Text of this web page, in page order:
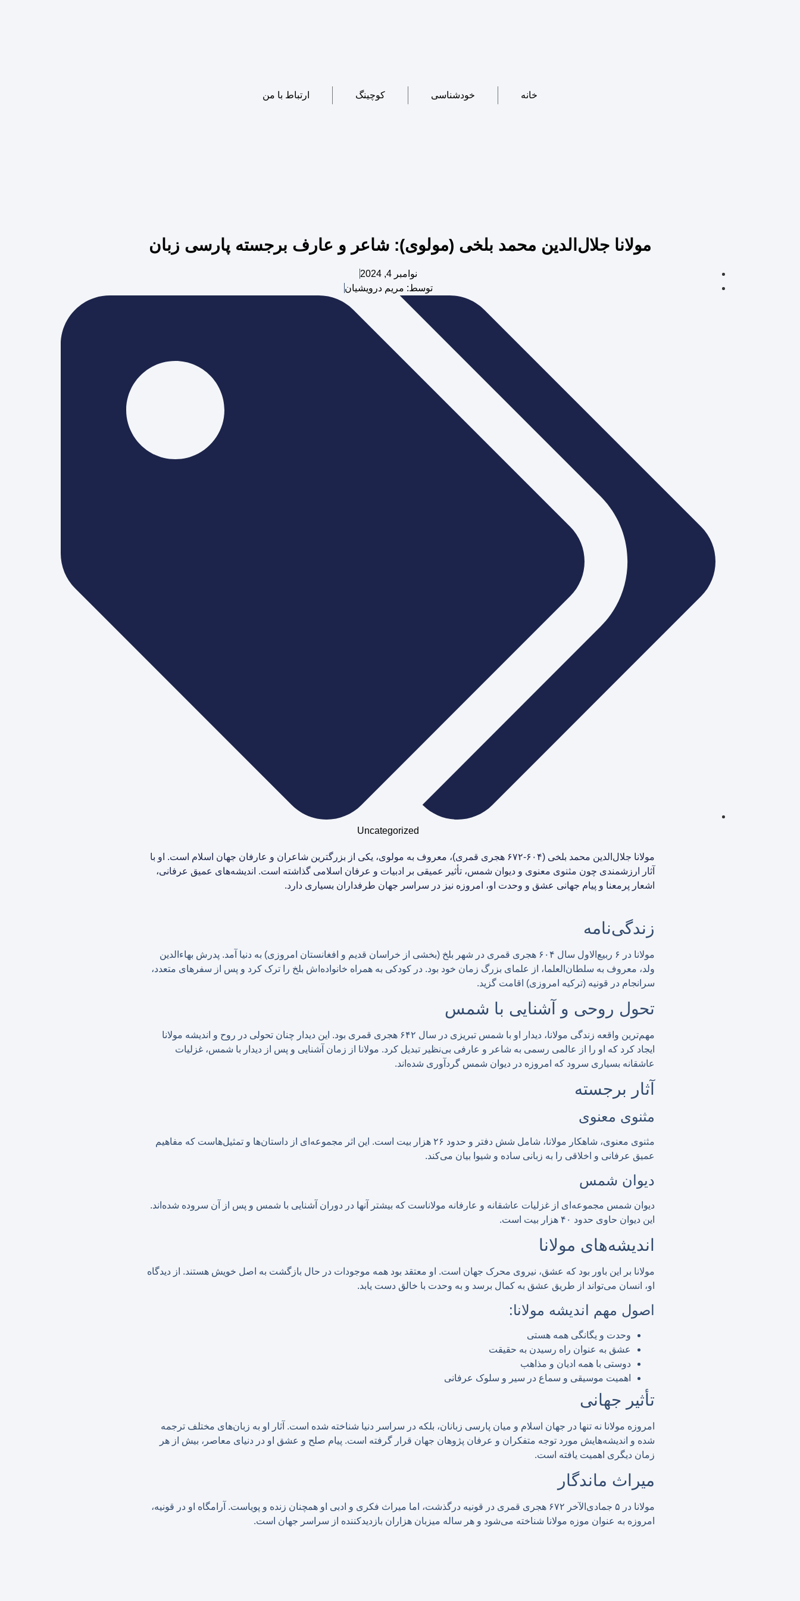
خانه خودشناسی کوچینگ ارتباط با من
مولانا جلال‌الدین محمد بلخی (مولوی): شاعر و عارف برجسته پارسی زبان
نوامبر 4, 2024
توسط: مریم درویشیان
Uncategorized
مولانا جلال‌الدین محمد بلخی (۶۰۴-۶۷۲ هجری قمری)، معروف به مولوی، یکی از بزرگترین شاعران و عارفان جهان اسلام است. او با
آثار ارزشمندی چون مثنوی معنوی و دیوان شمس، تأثیر عمیقی بر ادبیات و عرفان اسلامی گذاشته است. اندیشه‌های عمیق عرفانی،
اشعار پرمعنا و پیام جهانی عشق و وحدت او، امروزه نیز در سراسر جهان طرفداران بسیاری دارد.
زندگی‌نامه
مولانا در ۶ ربیع‌الاول سال ۶۰۴ هجری قمری در شهر بلخ (بخشی از خراسان قدیم و افغانستان امروزی) به دنیا آمد. پدرش بهاءالدین
ولد، معروف به سلطان‌العلما، از علمای بزرگ زمان خود بود. در کودکی به همراه خانواده‌اش بلخ را ترک کرد و پس از سفرهای متعدد،
سرانجام در قونیه (ترکیه امروزی) اقامت گزید.
تحول روحی و آشنایی با شمس
مهم‌ترین واقعه زندگی مولانا، دیدار او با شمس تبریزی در سال ۶۴۲ هجری قمری بود. این دیدار چنان تحولی در روح و اندیشه مولانا
ایجاد کرد که او را از عالمی رسمی به شاعر و عارفی بی‌نظیر تبدیل کرد. مولانا از زمان آشنایی و پس از دیدار با شمس، غزلیات
عاشقانه بسیاری سرود که امروزه در دیوان شمس گردآوری شده‌اند.
آثار برجسته
مثنوی معنوی
مثنوی معنوی، شاهکار مولانا، شامل شش دفتر و حدود ۲۶ هزار بیت است. این اثر مجموعه‌ای از داستان‌ها و تمثیل‌هاست که مفاهیم
عمیق عرفانی و اخلاقی را به زبانی ساده و شیوا بیان می‌کند.
دیوان شمس
دیوان شمس مجموعه‌ای از غزلیات عاشقانه و عارفانه مولاناست که بیشتر آنها در دوران آشنایی با شمس و پس از آن سروده شده‌اند.
این دیوان حاوی حدود ۴۰ هزار بیت است.
اندیشه‌های مولانا
مولانا بر این باور بود که عشق، نیروی محرک جهان است. او معتقد بود همه موجودات در حال بازگشت به اصل خویش هستند. از دیدگاه
او، انسان می‌تواند از طریق عشق به کمال برسد و به وحدت با خالق دست یابد.
اصول مهم اندیشه مولانا:
وحدت و یگانگی همه هستی
عشق به عنوان راه رسیدن به حقیقت
دوستی با همه ادیان و مذاهب
اهمیت موسیقی و سماع در سیر و سلوک عرفانی
تأثیر جهانی
امروزه مولانا نه تنها در جهان اسلام و میان پارسی زبانان، بلکه در سراسر دنیا شناخته شده است. آثار او به زبان‌های مختلف ترجمه
شده و اندیشه‌هایش مورد توجه متفکران و عرفان ‌پژوهان جهان قرار گرفته است. پیام صلح و عشق او در دنیای معاصر، بیش از هر
زمان دیگری اهمیت یافته است.
میراث ماندگار
مولانا در ۵ جمادی‌الآخر ۶۷۲ هجری قمری در قونیه درگذشت، اما میراث فکری و ادبی او همچنان زنده و پویاست. آرامگاه او در قونیه،
امروزه به عنوان موزه مولانا شناخته می‌شود و هر ساله میزبان هزاران بازدیدکننده از سراسر جهان است.